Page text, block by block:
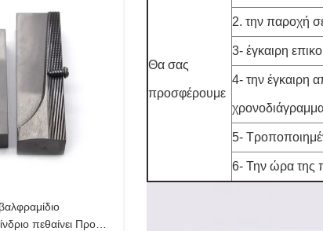
πεθαίνει Προφίλ
Θα σας
προσφέρουμε
2. την παροχή
3- έγκαιρη
4- την έγκαιρη
5-
6- Την ώρα της